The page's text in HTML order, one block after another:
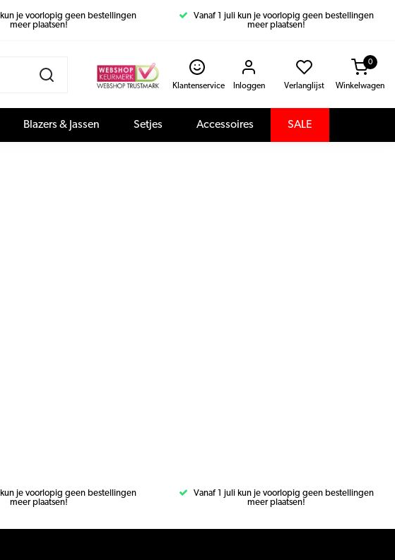
kun je voorlopig geen bestellingen
meer plaatsen!
Vanaf 1 juli kun je voorlopig geen bestellingen
meer plaatsen!
Klantenservice Inloggen Verlanglijst Winkelwagen
0
Blazers & Jassen Setjes Accessoires SALE
kun je voorlopig geen bestellingen
meer plaatsen!
Vanaf 1 juli kun je voorlopig geen bestellingen
meer plaatsen!